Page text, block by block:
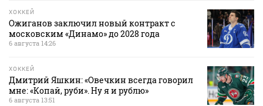
ХОККЕЙ
Ожиганов заключил новый контракт с
московским «Динамо» до 2028 года
6 августа 14:26
ХОККЕЙ
Дмитрий Яшкин: «Овечкин всегда говорил
мне: «Копай, руби». Ну я и рублю»
6 августа 13:51